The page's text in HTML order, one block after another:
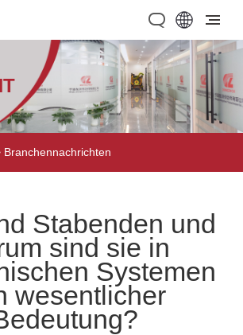
Branchennachrichten
Stabenden und
sind sie in
Systemen
wesentlicher